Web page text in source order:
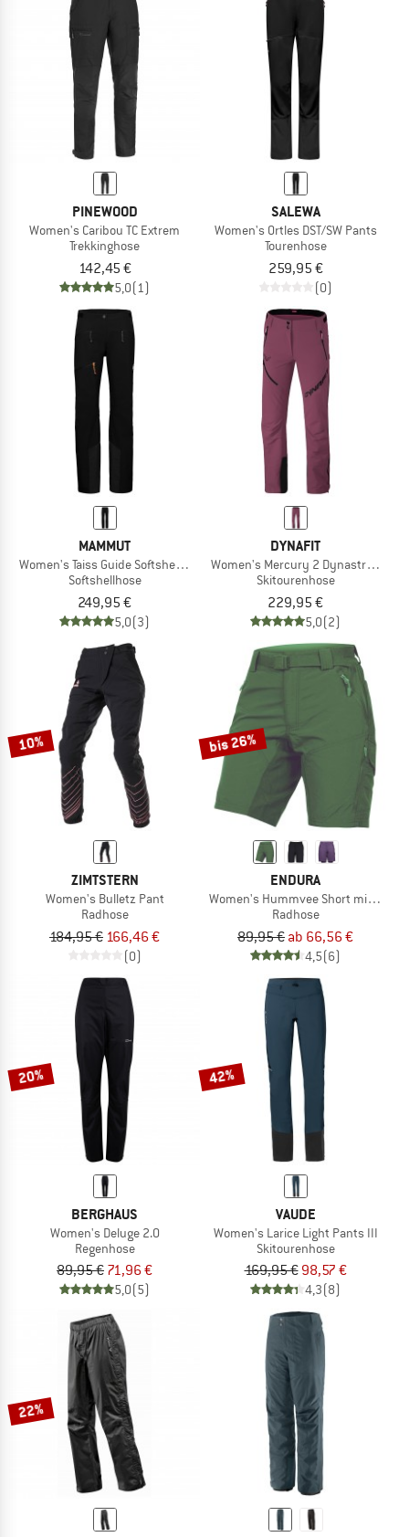
PINEWOOD
Women's Caribou TC Extrem
Trekkinghose
142,45 €
5,0(1)
SALEWA
Women's Ortles DST/SW Pants
Tourenhose
259,95 €
(0)
MAMMUT
Women's Taiss Guide Softshell Pants
Softshellhose
249,95 €
5,0(3)
DYNAFIT
Women's Mercury 2 Dynastretch
Skitourenhose
229,95 €
5,0(2)
10%
ZIMTSTERN
Women's Bulletz Pant
Radhose
184,95 € 166,46 €
(0)
bis 26%
ENDURA
Women's Hummvee Short mit
Radhose
89,95 € ab 66,56 €
4,5(6)
20%
BERGHAUS
Women's Deluge 2.0
Regenhose
89,95 € 71,96 €
5,0(5)
42%
VAUDE
Women's Larice Light Pants III
Skitourenhose
169,95 € 98,57 €
4,3(8)
22%